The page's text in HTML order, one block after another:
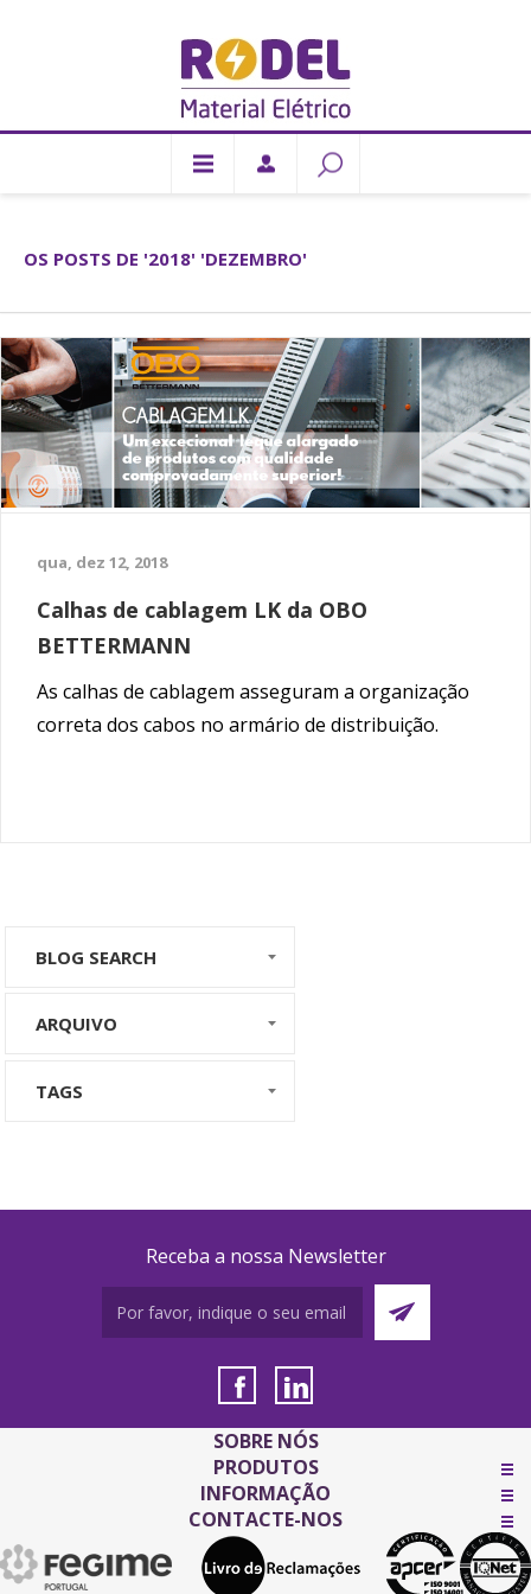
OS POSTS DE '2018' 'DEZEMBRO'
qua, dez 12, 2018
Calhas de cablagem LK da OBO
BETTERMANN
As calhas de cablagem asseguram a organização
correta dos cabos no armário de distribuição.
BLOG SEARCH
ARQUIVO
TAGS
Receba a nossa Newsletter
SOBRE NÓS
PRODUTOS
INFORMAÇÃO
CONTACTE-NOS